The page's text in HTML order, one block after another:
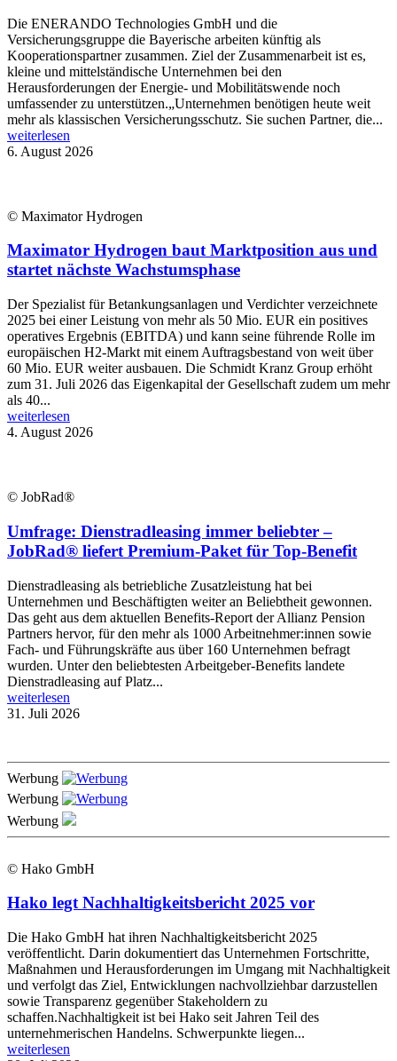
Die ENERANDO Technologies GmbH und die
Versicherungsgruppe die Bayerische arbeiten künftig als
Kooperationspartner zusammen. Ziel der Zusammenarbeit ist es,
kleine und mittelständische Unternehmen bei den
Herausforderungen der Energie- und Mobilitätswende noch
umfassender zu unterstützen.„Unternehmen benötigen heute weit
mehr als klassischen Versicherungsschutz. Sie suchen Partner, die...
weiterlesen
6. August 2026
© Maximator Hydrogen
Maximator Hydrogen baut Marktposition aus und
startet nächste Wachstumsphase
Der Spezialist für Betankungsanlagen und Verdichter verzeichnete
2025 bei einer Leistung von mehr als 50 Mio. EUR ein positives
operatives Ergebnis (EBITDA) und kann seine führende Rolle im
europäischen H2-Markt mit einem Auftragsbestand von weit über
60 Mio. EUR weiter ausbauen. Die Schmidt Kranz Group erhöht
zum 31. Juli 2026 das Eigenkapital der Gesellschaft zudem um mehr
als 40...
weiterlesen
4. August 2026
© JobRad®
Umfrage: Dienstradleasing immer beliebter –
JobRad® liefert Premium-Paket für Top-Benefit
Dienstradleasing als betriebliche Zusatzleistung hat bei
Unternehmen und Beschäftigten weiter an Beliebtheit gewonnen.
Das geht aus dem aktuellen Benefits-Report der Allianz Pension
Partners hervor, für den mehr als 1000 Arbeitnehmer:innen sowie
Fach- und Führungskräfte aus über 160 Unternehmen befragt
wurden. Unter den beliebtesten Arbeitgeber-Benefits landete
Dienstradleasing auf Platz...
weiterlesen
31. Juli 2026
Werbung
Werbung
Werbung
© Hako GmbH
Hako legt Nachhaltigkeitsbericht 2025 vor
Die Hako GmbH hat ihren Nachhaltigkeitsbericht 2025
veröffentlicht. Darin dokumentiert das Unternehmen Fortschritte,
Maßnahmen und Herausforderungen im Umgang mit Nachhaltigkeit
und verfolgt das Ziel, Entwicklungen nachvollziehbar darzustellen
sowie Transparenz gegenüber Stakeholdern zu
schaffen.Nachhaltigkeit ist bei Hako seit Jahren Teil des
unternehmerischen Handelns. Schwerpunkte liegen...
weiterlesen